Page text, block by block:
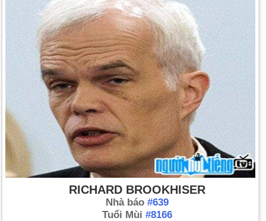
RICHARD BROOKHISER
Nhà báo #639
Tuổi Mùi #8166